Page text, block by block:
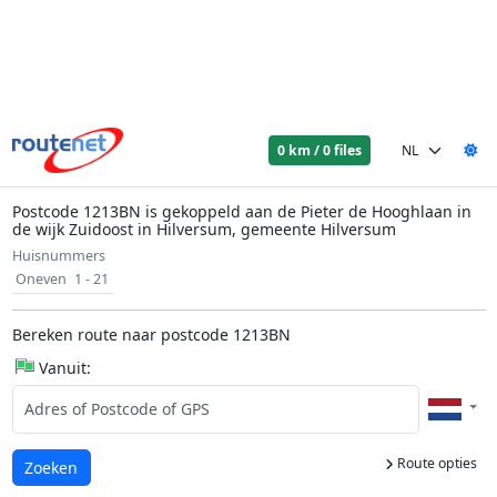
0 km / 0 files
Postcode 1213BN is gekoppeld aan de Pieter de Hooghlaan in
de wijk Zuidoost in Hilversum, gemeente Hilversum
Huisnummers
Oneven 1 - 21
Bereken route naar postcode 1213BN
Vanuit:
Route opties
Laden...
Zoeken